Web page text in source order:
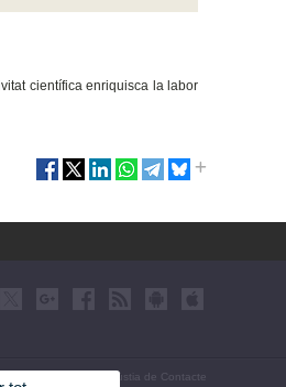
científica enriquisca la labor
Bùstia de Contacte